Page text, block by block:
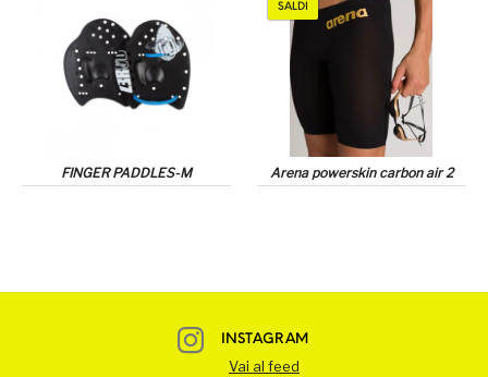
FINGER PADDLES-M
SALDI
Arena powerskin carbon air 2
INSTAGRAM
Vai al feed